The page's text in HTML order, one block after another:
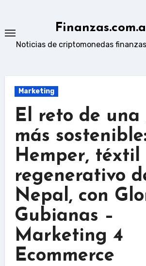
content
Noticias de criptomonedas
Marketing
El reto de una
más
Hemper, téxtil
regenerativo
Nepal, con
Gubianas –
Marketing 4
Ecommerce